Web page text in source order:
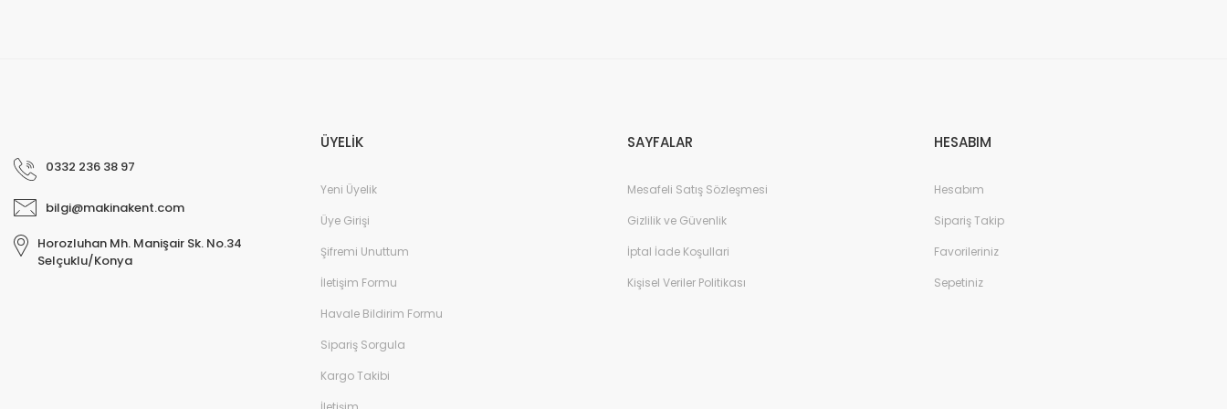
E... K... | 13/02/2026
ihtiyaca cevap veren bir site
Bayram Sen | 22/12/2025
0332 236 38 97
bilgi@makinakent.com
Horozluhan Mh. Manişair Sk. No.34
Selçuklu/Konya
ÜYELİK
Yeni Üyelik
Üye Girişi
Şifremi Unuttum
İletişim Formu
Havale Bildirim Formu
Sipariş Sorgula
Kargo Takibi
SAYFALAR
Mesafeli Satış Sözleşmesi
Gizlilik ve Güvenlik
İptal İade Koşullari
Kişisel Veriler Politikası
HESABIM
Hesabım
Sipariş Takip
Favorileriniz
Sepetiniz